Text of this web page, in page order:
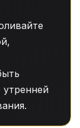
утренней